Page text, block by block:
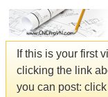
If this is your first
clicking the link
you can post: